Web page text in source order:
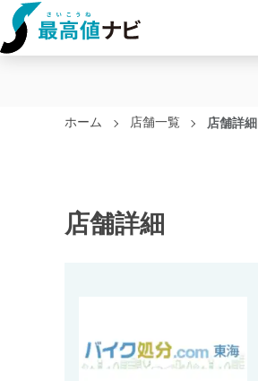
ホーム 店舗一覧 店舗詳細
店舗詳細